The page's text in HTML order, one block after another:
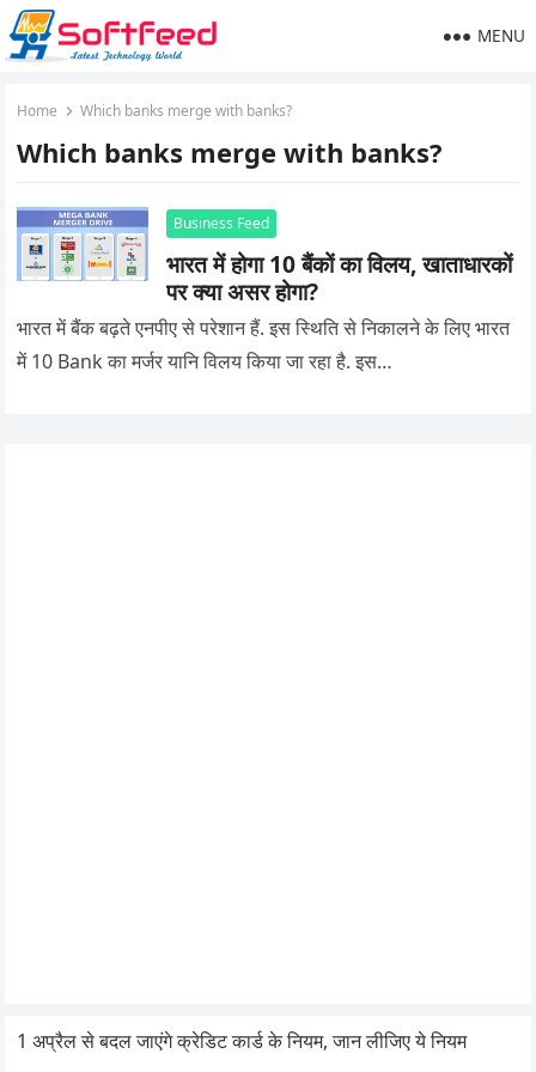
MENU
Home Which banks merge with banks?
Which banks merge with banks?
Business Feed
भारत में होगा 10 बैंकों का विलय, खाताधारकों
पर क्या असर होगा?
भारत में बैंक बढ़ते एनपीए से परेशान हैं. इस स्थिति से निकालने के लिए भारत
में 10 Bank का मर्जर यानि विलय किया जा रहा है. इस…
1 अप्रैल से बदल जाएंगे क्रेडिट कार्ड के नियम, जान लीजिए ये नियम